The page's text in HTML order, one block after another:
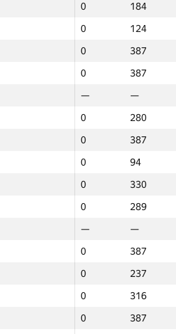
0
184
0
124
0
387
0
387
—
—
0
280
0
387
0
94
0
330
0
289
—
—
0
387
0
237
0
316
0
387
0
184
0
124
0
387
0
387
—
—
0
280
0
387
0
94
0
330
0
289
—
—
0
387
0
237
0
316
0
387